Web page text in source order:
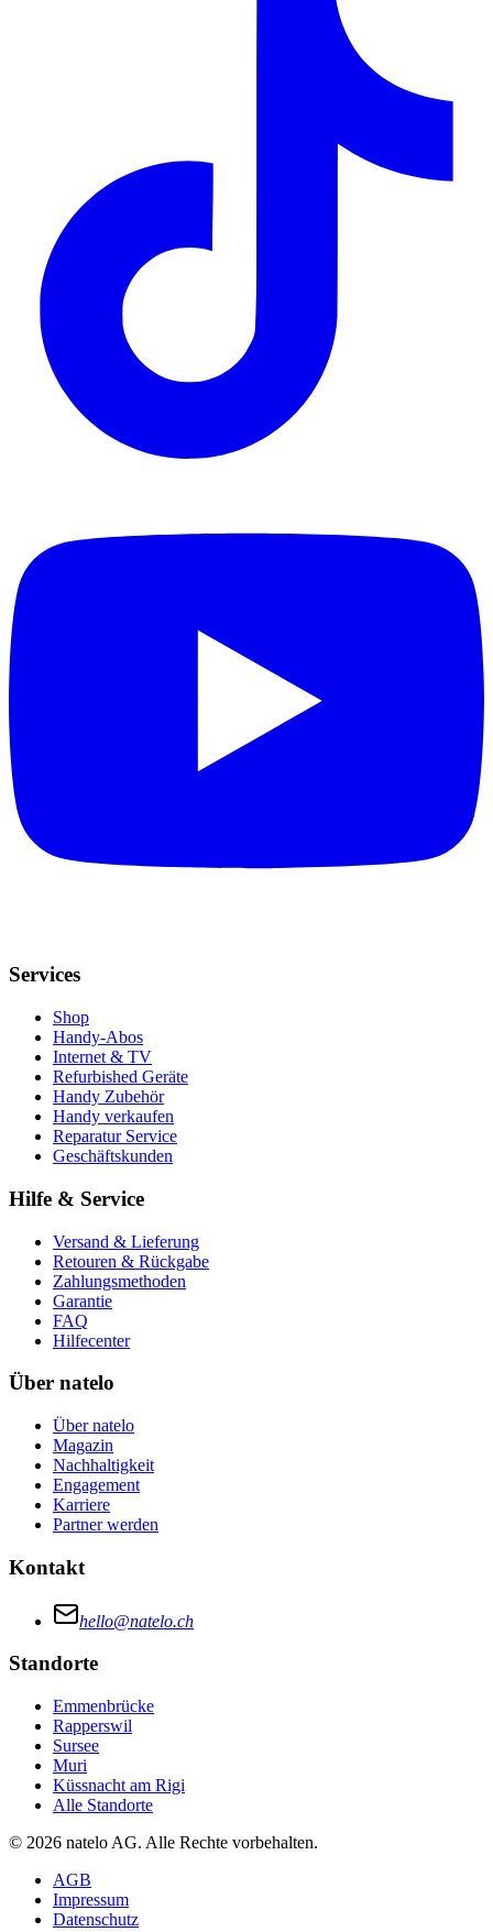
Services
Shop
Handy-Abos
Internet & TV
Refurbished Geräte
Handy Zubehör
Handy verkaufen
Reparatur Service
Geschäftskunden
Hilfe & Service
Versand & Lieferung
Retouren & Rückgabe
Zahlungsmethoden
Garantie
FAQ
Hilfecenter
Über natelo
Über natelo
Magazin
Nachhaltigkeit
Engagement
Karriere
Partner werden
Kontakt
hello@natelo.ch
Standorte
Emmenbrücke
Rapperswil
Sursee
Muri
Küssnacht am Rigi
Alle Standorte
© 2026 natelo AG. Alle Rechte vorbehalten.
AGB
Impressum
Datenschutz